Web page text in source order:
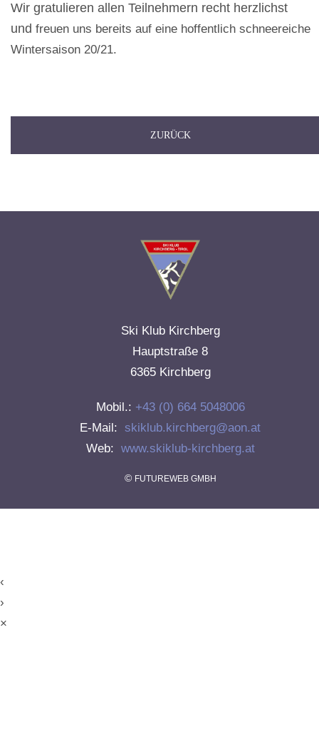
Wir gratulieren allen Teilnehmern recht herzlichst
und freuen uns bereits auf eine hoffentlich schneereiche
Wintersaison 20/21.
ZURÜCK
Ski Klub Kirchberg
Hauptstraße 8
6365 Kirchberg
Mobil.: +43 (0) 664 5048006
E-Mail:
skiklub.kirchberg@aon.at
Web: www.skiklub-kirchberg.at
© FUTUREWEB GMBH
‹
›
×